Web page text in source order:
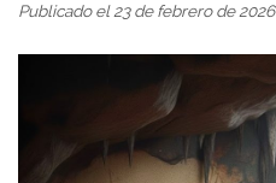
Publicado el 23 de febrero de 2026